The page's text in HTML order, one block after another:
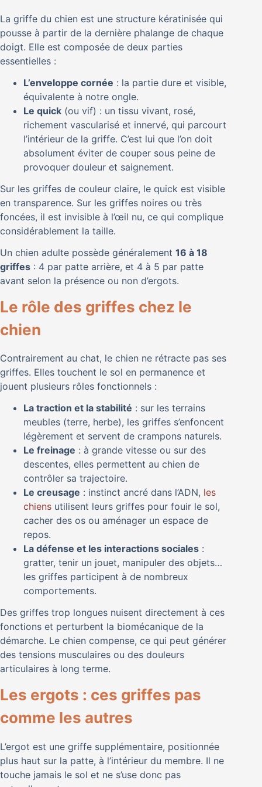
La griffe du chien est une structure kératinisée qui
pousse à partir de la dernière phalange de chaque
doigt. Elle est composée de deux parties
essentielles :
L’enveloppe cornée : la partie dure et visible,
équivalente à notre ongle.
Le quick (ou vif) : un tissu vivant, rosé,
richement vascularisé et innervé, qui parcourt
l’intérieur de la griffe. C’est lui que l’on doit
absolument éviter de couper sous peine de
provoquer douleur et saignement.
Sur les griffes de couleur claire, le quick est visible
en transparence. Sur les griffes noires ou très
foncées, il est invisible à l’œil nu, ce qui complique
considérablement la taille.
Un chien adulte possède généralement 16 à 18
griffes : 4 par patte arrière, et 4 à 5 par patte
avant selon la présence ou non d’ergots.
Le rôle des griffes chez le
chien
Contrairement au chat, le chien ne rétracte pas ses
griffes. Elles touchent le sol en permanence et
jouent plusieurs rôles fonctionnels :
La traction et la stabilité : sur les terrains
meubles (terre, herbe), les griffes s’enfoncent
légèrement et servent de crampons naturels.
Le freinage : à grande vitesse ou sur des
descentes, elles permettent au chien de
contrôler sa trajectoire.
Le creusage : instinct ancré dans l’ADN, les
chiens utilisent leurs griffes pour fouir le sol,
cacher des os ou aménager un espace de
repos.
La défense et les interactions sociales :
gratter, tenir un jouet, manipuler des objets…
les griffes participent à de nombreux
comportements.
Des griffes trop longues nuisent directement à ces
fonctions et perturbent la biomécanique de la
démarche. Le chien compense, ce qui peut générer
des tensions musculaires ou des douleurs
articulaires à long terme.
Les ergots : ces griffes pas
comme les autres
L’ergot est une griffe supplémentaire, positionnée
plus haut sur la patte, à l’intérieur du membre. Il ne
touche jamais le sol et ne s’use donc pas